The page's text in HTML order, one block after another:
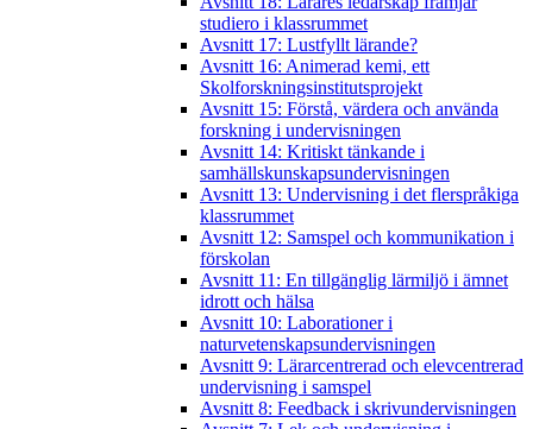
studiero i klassrummet
Avsnitt 17: Lustfyllt lärande?
Avsnitt 16: Animerad kemi, ett
Skolforskningsinstitutsprojekt
Avsnitt 15: Förstå, värdera och använda
forskning i undervisningen
Avsnitt 14: Kritiskt tänkande i
samhällskunskapsundervisningen
Avsnitt 13: Undervisning i det flerspråkiga
klassrummet
Avsnitt 12: Samspel och kommunikation i
förskolan
Avsnitt 11: En tillgänglig lärmiljö i ämnet
idrott och hälsa
Avsnitt 10: Laborationer i
naturvetenskapsundervisningen
Avsnitt 9: Lärarcentrerad och elevcentrerad
undervisning i samspel
Avsnitt 8: Feedback i skrivundervisningen